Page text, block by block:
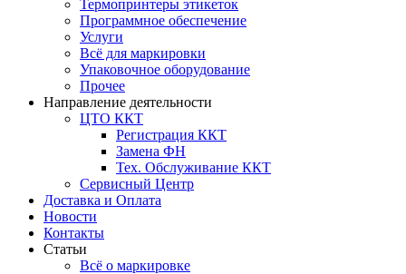
Термопринтеры этикеток
Программное обеспечение
Услуги
Всё для маркировки
Упаковочное оборудование
Прочее
Направление деятельности
ЦТО ККТ
Регистрация ККТ
Замена ФН
Тех. Обслуживание ККТ
Сервисный Центр
Доставка и Оплата
Новости
Контакты
Статьи
Всё о маркировке